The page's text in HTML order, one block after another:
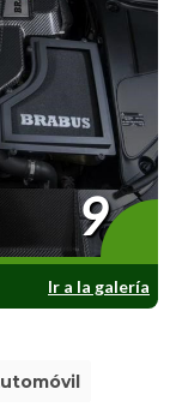
Ir a la galería
9